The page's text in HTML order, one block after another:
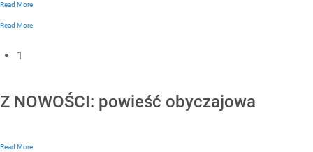
Read More
Read More
1
Z NOWOŚCI: powieść obyczajowa
Read More